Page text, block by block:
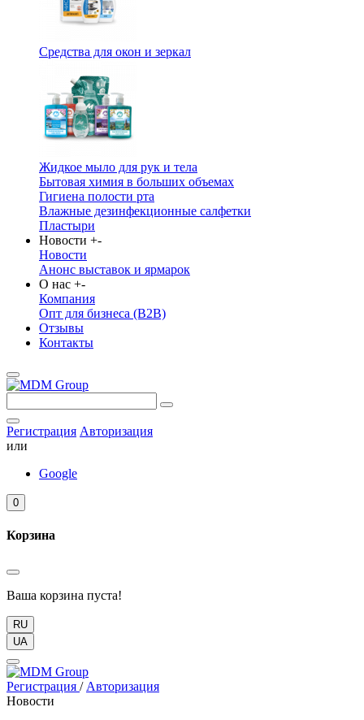
Средства для окон и зеркал
Жидкое мыло для рук и тела
Бытовая химия в больших объемах
Гигиена полости рта
Влажные дезинфекционные салфетки
Пластыри
Новости +-
Новости
Анонс выставок и ярмарок
О нас +-
Компания
Опт для бизнеса (B2B)
Отзывы
Контакты
Регистрация Авторизация
или
Google
0
Корзина
Ваша корзина пуста!
RU
UA
Регистрация / Авторизация
Новости